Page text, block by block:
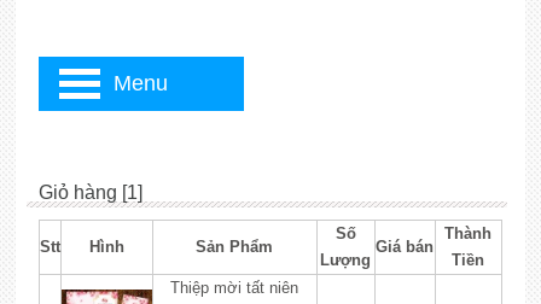
Giỏ hàng [1]
Stt Hình Sản Phẩm
Số
Lượng
Giá bán
Thành
Tiền
Thiệp mời tất niên
Menu